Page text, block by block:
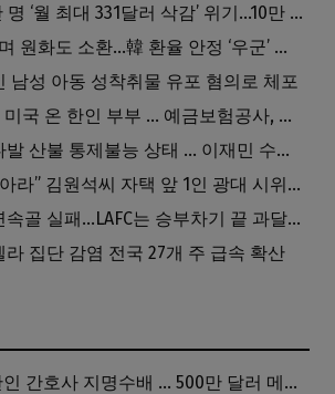
SSI 수급자 40만 명 ‘월 최대 331달러 삭감’ 위기…10만 명은 수급자격 상실
美, 엔화 방어하며 원화도 소환…韓 환율 안정 ‘우군’ 되나
남성 아동 성착취물 유포 혐의로 체포
’10억 빚’ 안갚고 미국 온 한인 부부 … 예금보험공사, 미국서 소송
워싱턴주 동시다발 산불 통제불능 상태 … 이재민 수십만명
[화제] “내 돈 갚아라” 김원석씨 자택 앞 1인 광대 시위 … 한인 투자사, “108만 달러 못받아”
손흥민, 5경기 연속골 실패…LAFC는 승부차기 끝 과달라하라 격파
집단 감염 전국 27개 주 급속 확산
연방 당국, LA 한인 간호사 지명수배 … 500만 달러 메디캐어 사기, 선고 직전 한국 도주